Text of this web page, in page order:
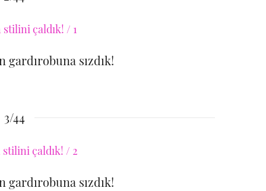
gardırobuna sızdık!
3/44
gardırobuna sızdık!